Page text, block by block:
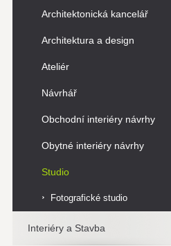
Architektonická kancelář
Architektura a design
Ateliér
Návrhář
Obchodní interiéry návrhy
Obytné interiéry návrhy
Studio
Fotografické studio
Interiéry a Stavba